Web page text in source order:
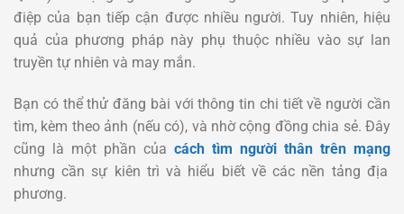
điệp của bạn tiếp cận được nhiều người. Tuy nhiên, hiệu
quả của phương pháp này phụ thuộc nhiều vào sự lan
truyền tự nhiên và may mắn.
Bạn có thể thử đăng bài với thông tin chi tiết về người cần
tìm, kèm theo ảnh (nếu có), và nhờ cộng đồng chia sẻ. Đây
cũng là một phần của cách tìm người thân trên mạng
nhưng cần sự kiên trì và hiểu biết về các nền tảng địa
phương.